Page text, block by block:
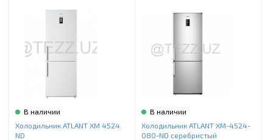
В наличии
Холодильник ATLANT ХМ 4524
ND
В наличии
Холодильник ATLANT ХМ-4524-
080-ND серебристый